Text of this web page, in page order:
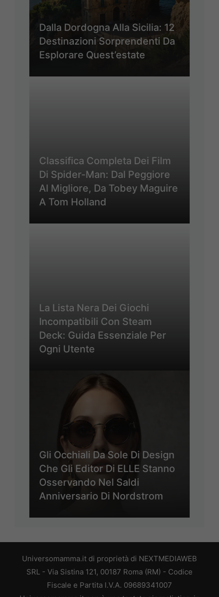
Dalla Dordogna Alla Sicilia: 12
Destinazioni Sorprendenti Da
Esplorare Quest’estate
Classifica Completa Dei Film
Di Spider-Man: Dal Peggiore
Al Migliore, Da Tobey Maguire
A Tom Holland
La Lista Nera Dei Giochi
Incompatibili Con Steam
Deck: Guida Essenziale Per
Ogni Utente
Gli Occhiali Da Sole Di Design
Che Gli Editor Di ELLE Stanno
Osservando Nel Saldi
Anniversario Di Nordstrom
Universomamma.it di proprietà di NEXTMEDIAWEB
SRL - Via Sistina 121, 00187 Roma (RM) - Codice
Fiscale e Partita I.V.A. 09689341007